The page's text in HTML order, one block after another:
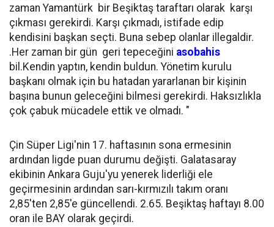
zaman Yamantürk bir Beşiktaş taraftarı olarak karşı
çıkması gerekirdi. Karşı çıkmadı, istifade edip
kendisini başkan seçti. Buna sebep olanlar illegaldir.
.Her zaman bir gün geri tepeceğini asobahis
bil.Kendin yaptın, kendin buldun. Yönetim kurulu
başkanı olmak için bu hatadan yararlanan bir kişinin
başına bunun geleceğini bilmesi gerekirdi. Haksızlıkla
çok çabuk mücadele ettik ve olmadı. "
Çin Süper Ligi'nin 17. haftasının sona ermesinin
ardından ligde puan durumu değişti. Galatasaray
ekibinin Ankara Guju'yu yenerek liderliği ele
geçirmesinin ardından sarı-kırmızılı takım oranı
2,85'ten 2,85'e güncellendi. 2.65. Beşiktaş haftayı 8.00
oran ile BAY olarak geçirdi.